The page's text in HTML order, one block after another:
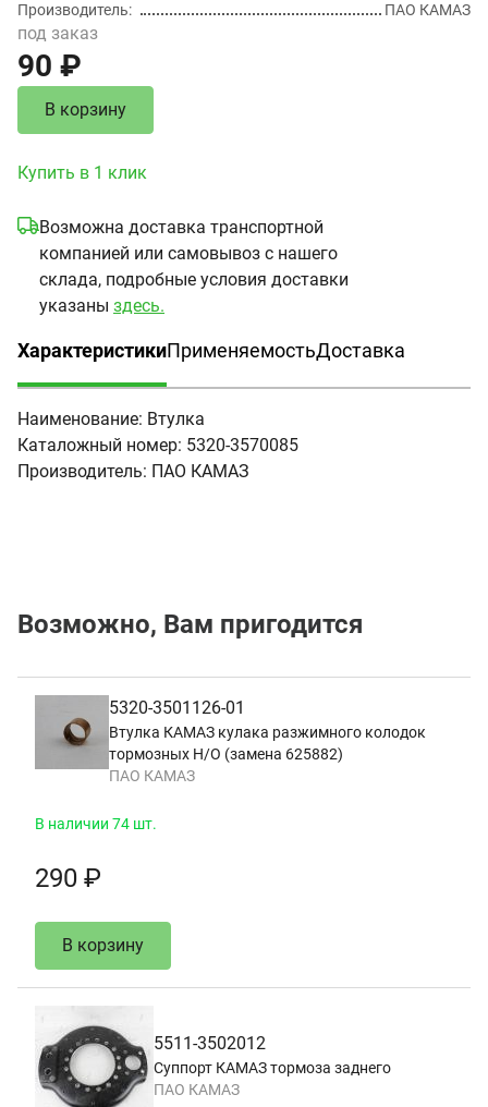
Производитель ПАО КАМАЗ
под заказ
90 ₽
В корзину
Купить в 1 клик
Возможна доставка транспортной
компанией или самовывоз с нашего
склада, подробные условия доставки
указаны здесь.
Характеристики
(активная вкладка)
ПрименяемостьДоставка
Наименование: Втулка
Каталожный номер: 5320-3570085
Производитель: ПАО КАМАЗ
Возможно, Вам пригодится
5320-3501126-01
Втулка КАМАЗ кулака разжимного колодок
тормозных Н/О (замена 625882)
ПАО КАМАЗ
В наличии 74 шт.
290 ₽
В корзину
5511-3502012
Суппорт КАМАЗ тормоза заднего
ПАО КАМАЗ